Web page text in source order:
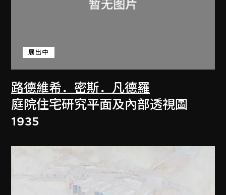
路德維希．密斯．凡德羅
展出中
庭院住宅研究平面及內部透視圖
1935